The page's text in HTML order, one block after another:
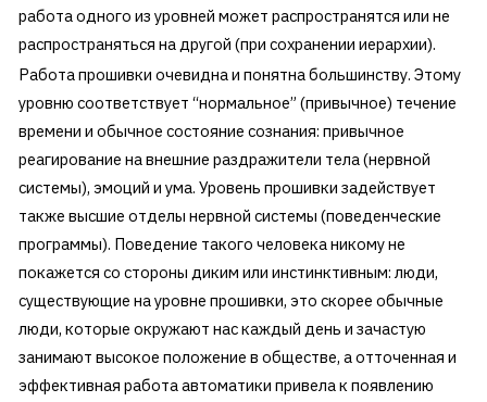
работа одного из уровней может распространятся или не
распространяться на другой (при сохранении иерархии).
Работа прошивки очевидна и понятна большинству. Этому
уровню соответствует “нормальное” (привычное) течение
времени и обычное состояние сознания: привычное
реагирование на внешние раздражители тела (нервной
системы), эмоций и ума. Уровень прошивки задействует
также высшие отделы нервной системы (поведенческие
программы). Поведение такого человека никому не
покажется со стороны диким или инстинктивным: люди,
существующие на уровне прошивки, это скорее обычные
люди, которые окружают нас каждый день и зачастую
занимают высокое положение в обществе, а отточенная и
эффективная работа автоматики привела к появлению